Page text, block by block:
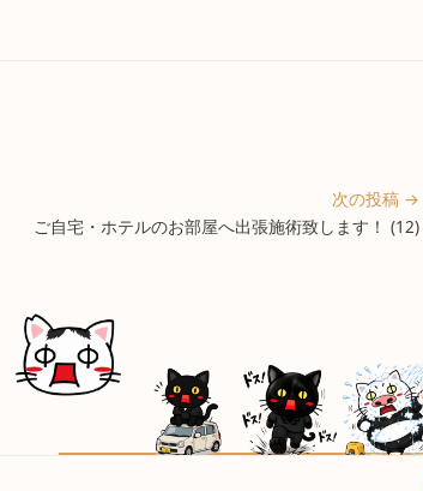
次の投稿 →
ご自宅・ホテルのお部屋へ出張施術致します！ (12)